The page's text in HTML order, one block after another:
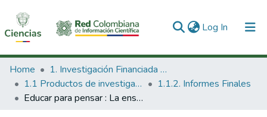
Log In (current)
Communities & Collections
All of DSpace
Home
1. Investigación Financiada con Recursos Públicos
1.1 Productos de investigación
1.1.2. Informes Finales
Educar para pensar : La enseñanza de la actitud filosófica. :